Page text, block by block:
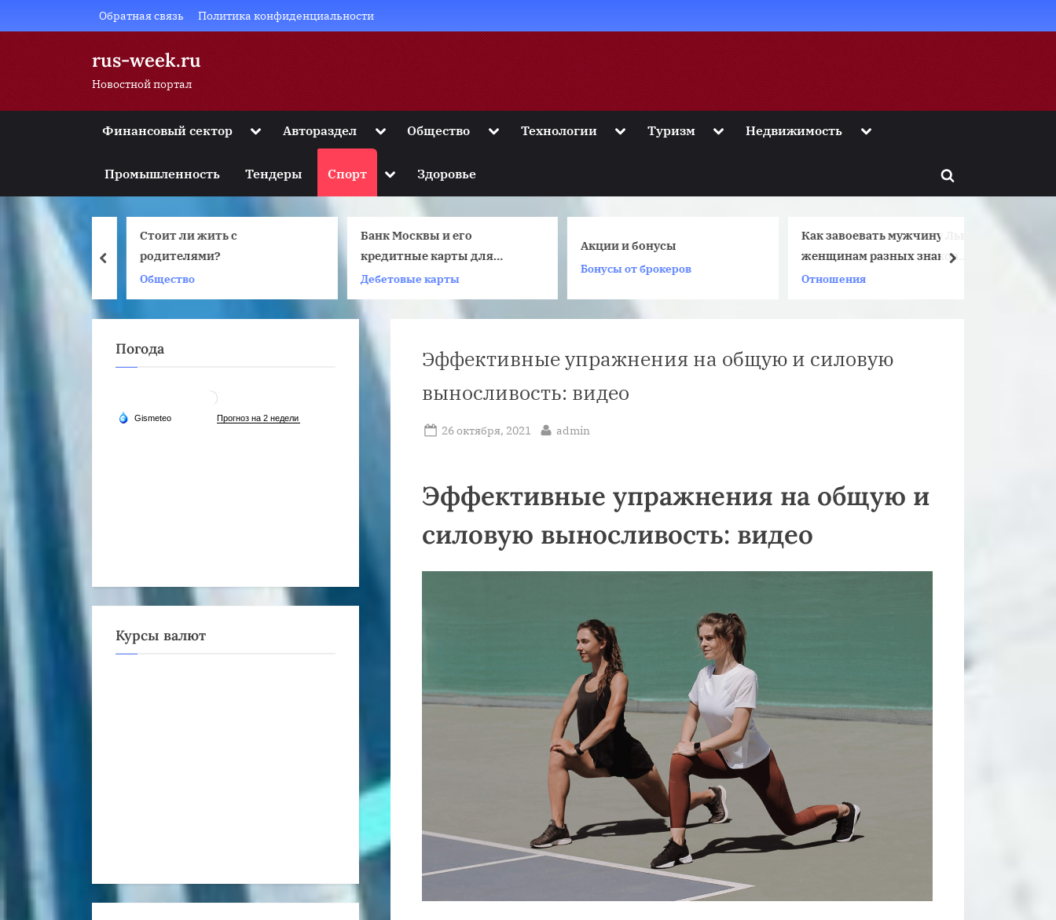
to
Обратная связь Политика конфиденциальности
rus-week.ru
Новостной портал
Финансовый сектор Toggle
Toggle
menu
Toggle
menu
sub-
Автораздел Toggle
menu
Общество ToggleТехнологии ToggleТуризм ToggleНедвижимость Toggle
Промышленность Тендеры Спорт Toggle
menu
Здоровье
Toggle
правила и
Стоит ли жить с
родителями?
Общество
Банк Москвы и его
кредитные карты для
частных клиентов
Дебетовые карты
Акции и бонусы
Бонусы от брокеров
Как завоевать мужчину Льва
женщинам разных знаков
Зодиака?
Отношения
prev next
Эффективные упражнения на общую и силовую
выносливость: видео
Posted
26 октября, 2021 By
admin
Эффективные упражнения на общую и
силовую выносливость: видео
Погода
Курсы валют